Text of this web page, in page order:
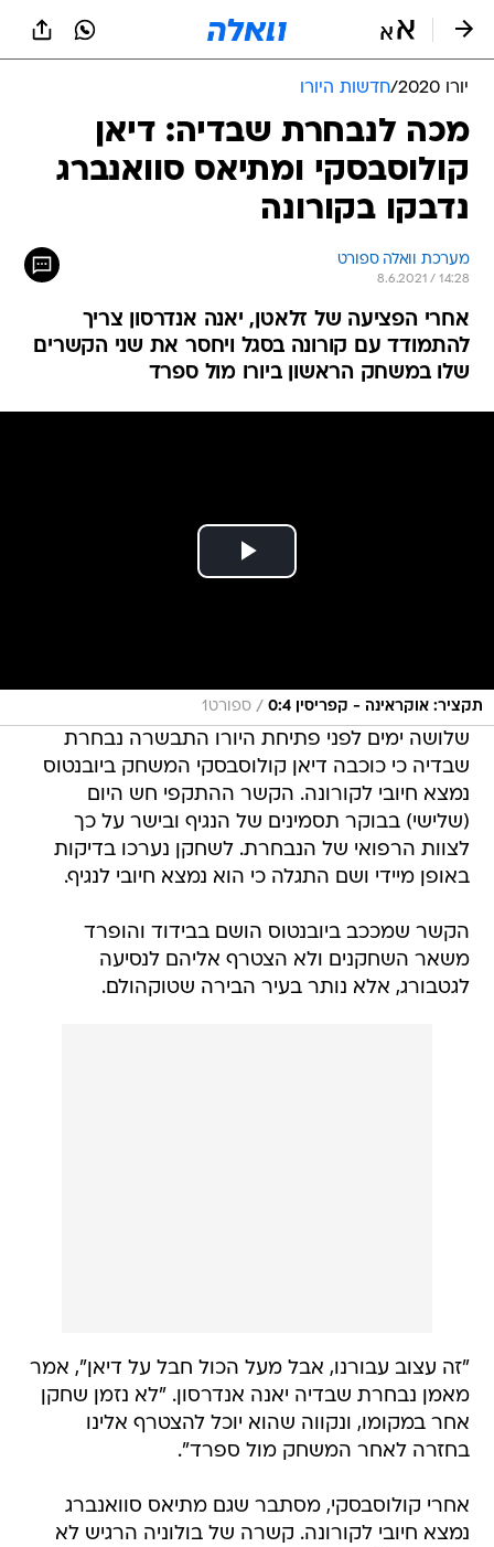
יורו 2020 /חדשות היורו
מכה לנבחרת שבדיה: דיאן
קולוסבסקי ומתיאס סוואנברג
נדבקו בקורונה
מערכת וואלה ספורט
8.6.2021 / 14:28
אחרי הפציעה של זלאטן, יאנה אנדרסון צריך
להתמודד עם קורונה בסגל ויחסר את שני הקשרים
שלו במשחק הראשון ביורו מול ספרד
תקציר: אוקראינה - קפריסין 0:4 / ספורט1
שלושה ימים לפני פתיחת היורו התבשרה נבחרת
שבדיה כי כוכבה דיאן קולוסבסקי המשחק ביובנטוס
נמצא חיובי לקורונה. הקשר ההתקפי חש היום
(שלישי) בבוקר תסמינים של הנגיף ובישר על כך
לצוות הרפואי של הנבחרת. לשחקן נערכו בדיקות
באופן מיידי ושם התגלה כי הוא נמצא חיובי לנגיף.
הקשר שמככב ביובנטוס הושם בבידוד והופרד
משאר השחקנים ולא הצטרף אליהם לנסיעה
לגטבורג, אלא נותר בעיר הבירה שטוקהולם.
"זה עצוב עבורנו, אבל מעל הכול חבל על דיאן", אמר
מאמן נבחרת שבדיה יאנה אנדרסון. "לא נזמן שחקן
אחר במקומו, ונקווה שהוא יוכל להצטרף אלינו
בחזרה לאחר המשחק מול ספרד".
אחרי קולוסבסקי, מסתבר שגם מתיאס סוואנברג
נמצא חיובי לקורונה. קשרה של בולוניה הרגיש לא